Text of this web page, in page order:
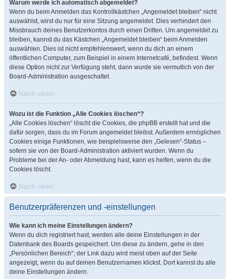
Warum werde ich automatisch abgemeldet?
Wenn du beim Anmelden das Kontrollkästchen „Angemeldet bleiben“ nicht
auswählst, wirst du nur für eine Sitzung angemeldet. Dies verhindert den
Missbrauch deines Benutzerkontos durch einen Dritten. Um angemeldet zu
bleiben, kannst du das Kästchen „Angemeldet bleiben“ beim Anmelden
auswählen. Dies ist nicht empfehlenswert, wenn du dich an einem
öffentlichen Computer, zum Beispiel in einem Internetcafé, befindest. Wenn
diese Option nicht zur Verfügung steht, dann wurde sie vermutlich von der
Board-Administration ausgeschaltet.
Nach oben
Wozu ist die Funktion „Alle Cookies löschen“?
„Alle Cookies löschen“ löscht die Cookies, die phpBB erstellt hat und die
dafür sorgen, dass du im Forum angemeldet bleibst. Außerdem ermöglichen
Cookies einige Funktionen, wie beispielsweise den „Gelesen“-Status –
sofern sie von der Board-Administration aktiviert wurden. Wenn du
Probleme bei der An- oder Abmeldung hast, kann es helfen, wenn du die
Cookies löscht.
Nach oben
Benutzerpräferenzen und -einstellungen
Wie kann ich meine Einstellungen ändern?
Wenn du dich registriert hast, werden alle deine Einstellungen in der
Datenbank des Boards gespeichert. Um diese zu ändern, gehe in den
„Persönlichen Bereich“; der Link dazu wird meist oben auf der Seite
angezeigt, wenn du auf deinen Benutzernamen klickst. Dort kannst du alle
deine Einstellungen ändern.